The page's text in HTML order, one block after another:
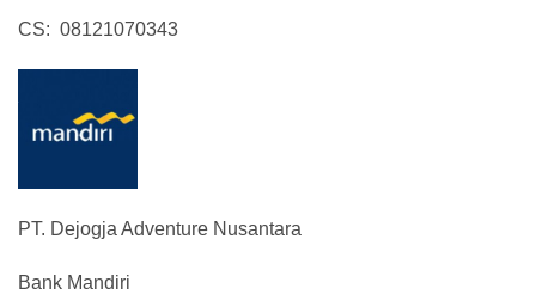
CS: 08121070343
PT. Dejogja Adventure Nusantara
Bank Mandiri